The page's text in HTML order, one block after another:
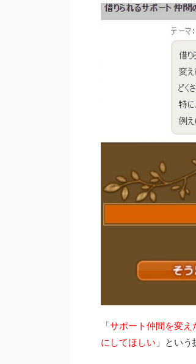
「サポート仲間を変え
にしてほしい 」という